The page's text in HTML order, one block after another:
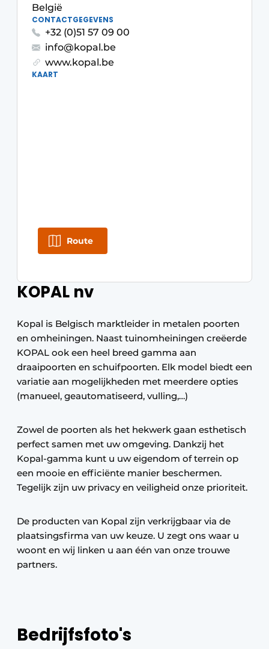
Privacy / Cookie statement
Vacature aanmelden
Video’s
KOPAL nv
Kopal is Belgisch marktleider in metalen poorten
en omheiningen. Naast tuinomheiningen creëerde
KOPAL ook een heel breed gamma aan
draaipoorten en schuifpoorten. Elk model biedt een
variatie aan mogelijkheden met meerdere opties
(manueel, geautomatiseerd, vulling,…)
Zowel de poorten als het hekwerk gaan esthetisch
perfect samen met uw omgeving. Dankzij het
Kopal-gamma kunt u uw eigendom of terrein op
een mooie en efficiënte manier beschermen.
Tegelijk zijn uw privacy en veiligheid onze prioriteit.
De producten van Kopal zijn verkrijgbaar via de
plaatsingsfirma van uw keuze. U zegt ons waar u
woont en wij linken u aan één van onze trouwe
partners.
Bedrijfsfoto's
België
CONTACTGEGEVENS
+32 (0)51 57 09 00
info@kopal.be
www.kopal.be
KAART
Route